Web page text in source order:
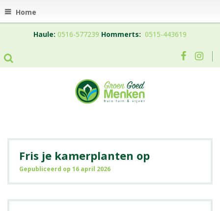
Home
Haule: 0516-577239 Hommerts: 0515-443619
Fris je kamerplanten op
Gepubliceerd op 16 april 2026